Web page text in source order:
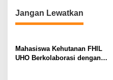
a
i
p
Jangan Lewatkan
Mahasiswa Kehutanan FHIL
UHO Berkolaborasi dengan